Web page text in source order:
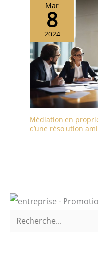
Mar
8
2024
Médiation en
d’une résolution